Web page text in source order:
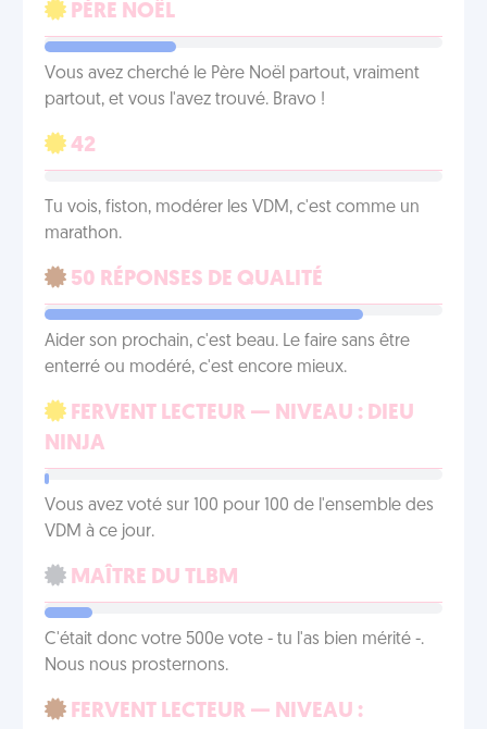
PÈRE NOËL
Vous avez cherché le Père Noël partout, vraiment
partout, et vous l'avez trouvé. Bravo !
42
Tu vois, fiston, modérer les VDM, c'est comme un
marathon.
50 RÉPONSES DE QUALITÉ
Aider son prochain, c'est beau. Le faire sans être
enterré ou modéré, c'est encore mieux.
FERVENT LECTEUR — NIVEAU : DIEU
NINJA
Vous avez voté sur 100 pour 100 de l'ensemble des
VDM à ce jour.
MAÎTRE DU TLBM
C'était donc votre 500e vote - tu l'as bien mérité -.
Nous nous prosternons.
FERVENT LECTEUR — NIVEAU :